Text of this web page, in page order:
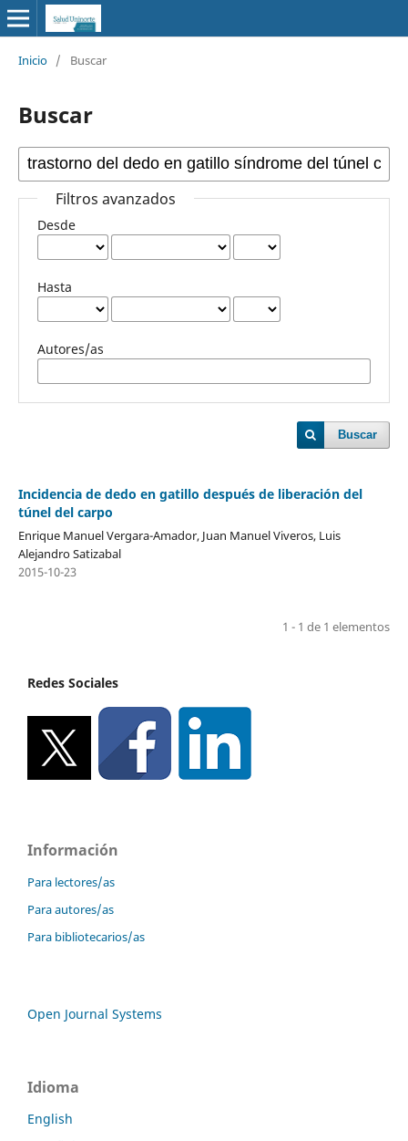
Inicio / Buscar
Buscar
Filtros avanzados
Desde
Hasta
Autores/as
Buscar
Incidencia de dedo en gatillo después de liberación del
túnel del carpo
Enrique Manuel Vergara-Amador, Juan Manuel Viveros, Luis
Alejandro Satizabal
2015-10-23
1 - 1 de 1 elementos
Redes Sociales
Información
Para lectores/as
Para autores/as
Para bibliotecarios/as
Open Journal Systems
Idioma
English